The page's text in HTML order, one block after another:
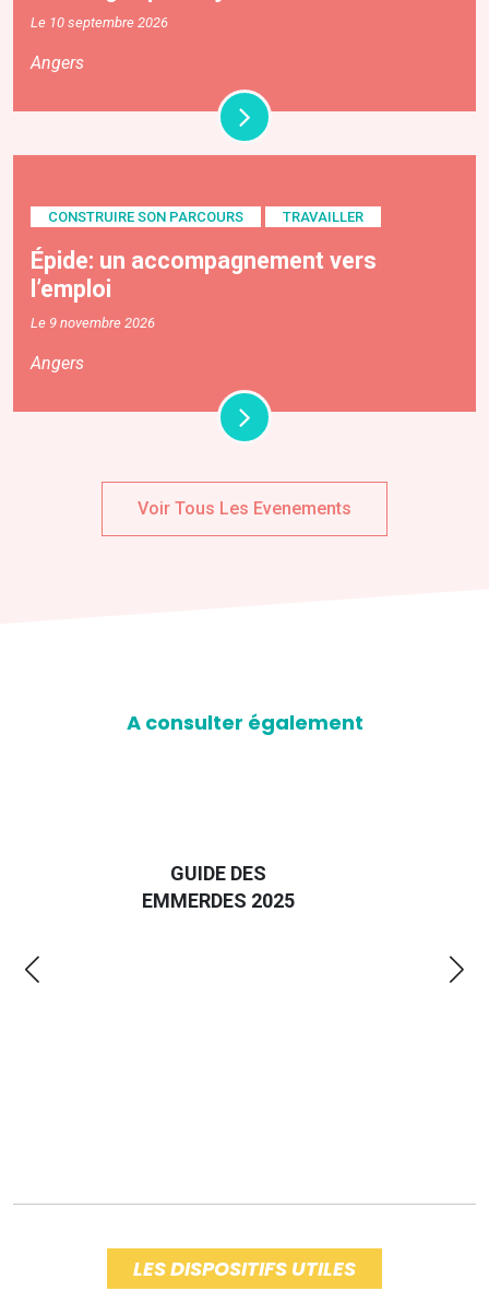
Le 10 septembre 2026
Angers
CONSTRUIRE SON PARCOURS TRAVAILLER
Épide: un accompagnement vers
l’emploi
Le 9 novembre 2026
Angers
Voir Tous Les Evenements
A consulter également
GUIDE DES
EMMERDES 2025
LES DISPOSITIFS UTILES